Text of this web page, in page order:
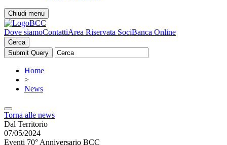
Chiudi menu
Dove siamoContattiArea Riservata SociBanca Online
Cerca
Home
>
News
Torna alle news
Dal Territorio
07/05/2024
Eventi 70° Anniversario BCC